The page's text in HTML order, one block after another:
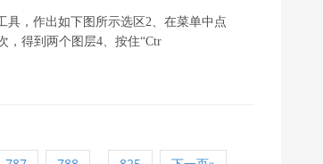
具，作出如下图所示选区2、在菜单中点
，得到两个图层4、按住“Ctr